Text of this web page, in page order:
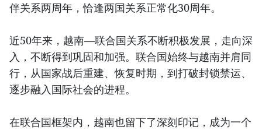
伴关系两周年，恰逢两国关系正常化30周年。
近50年来，越南—联合国关系不断积极发展，走向深
入，不断得到巩固和加强。联合国始终与越南并肩同
行，从国家战后重建、恢复时期，到打破封锁禁运、
逐步融入国际社会的进程。
在联合国框架内，越南也留下了深刻印记，成为一个